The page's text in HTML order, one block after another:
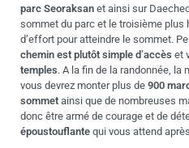
parc Seoraksan et ainsi sur
sommet du parc et le troisième plus
d’effort pour atteindre le sommet.
chemin est plutôt simple d’accès et
temples. A la fin de la randonnée, la
vous devrez monter plus de 900
sommet ainsi que de nombreuses
donc être armé de courage et de
époustouflante qui vous attend